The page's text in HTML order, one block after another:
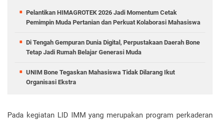
Pelantikan HIMAGROTEK 2026 Jadi Momentum Cetak
Pemimpin Muda Pertanian dan Perkuat Kolaborasi Mahasiswa
Di Tengah Gempuran Dunia Digital, Perpustakaan Daerah Bone
Tetap Jadi Rumah Belajar Generasi Muda
UNIM Bone Tegaskan Mahasiswa Tidak Dilarang Ikut
Organisasi Ekstra
Pada kegiatan LID IMM yang merupakan program perkaderan